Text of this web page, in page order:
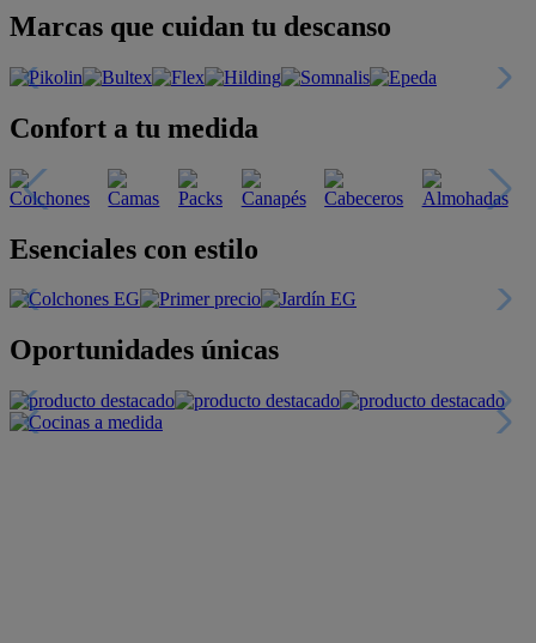
Marcas que cuidan tu descanso
Confort a tu medida
Esenciales con estilo
Oportunidades únicas